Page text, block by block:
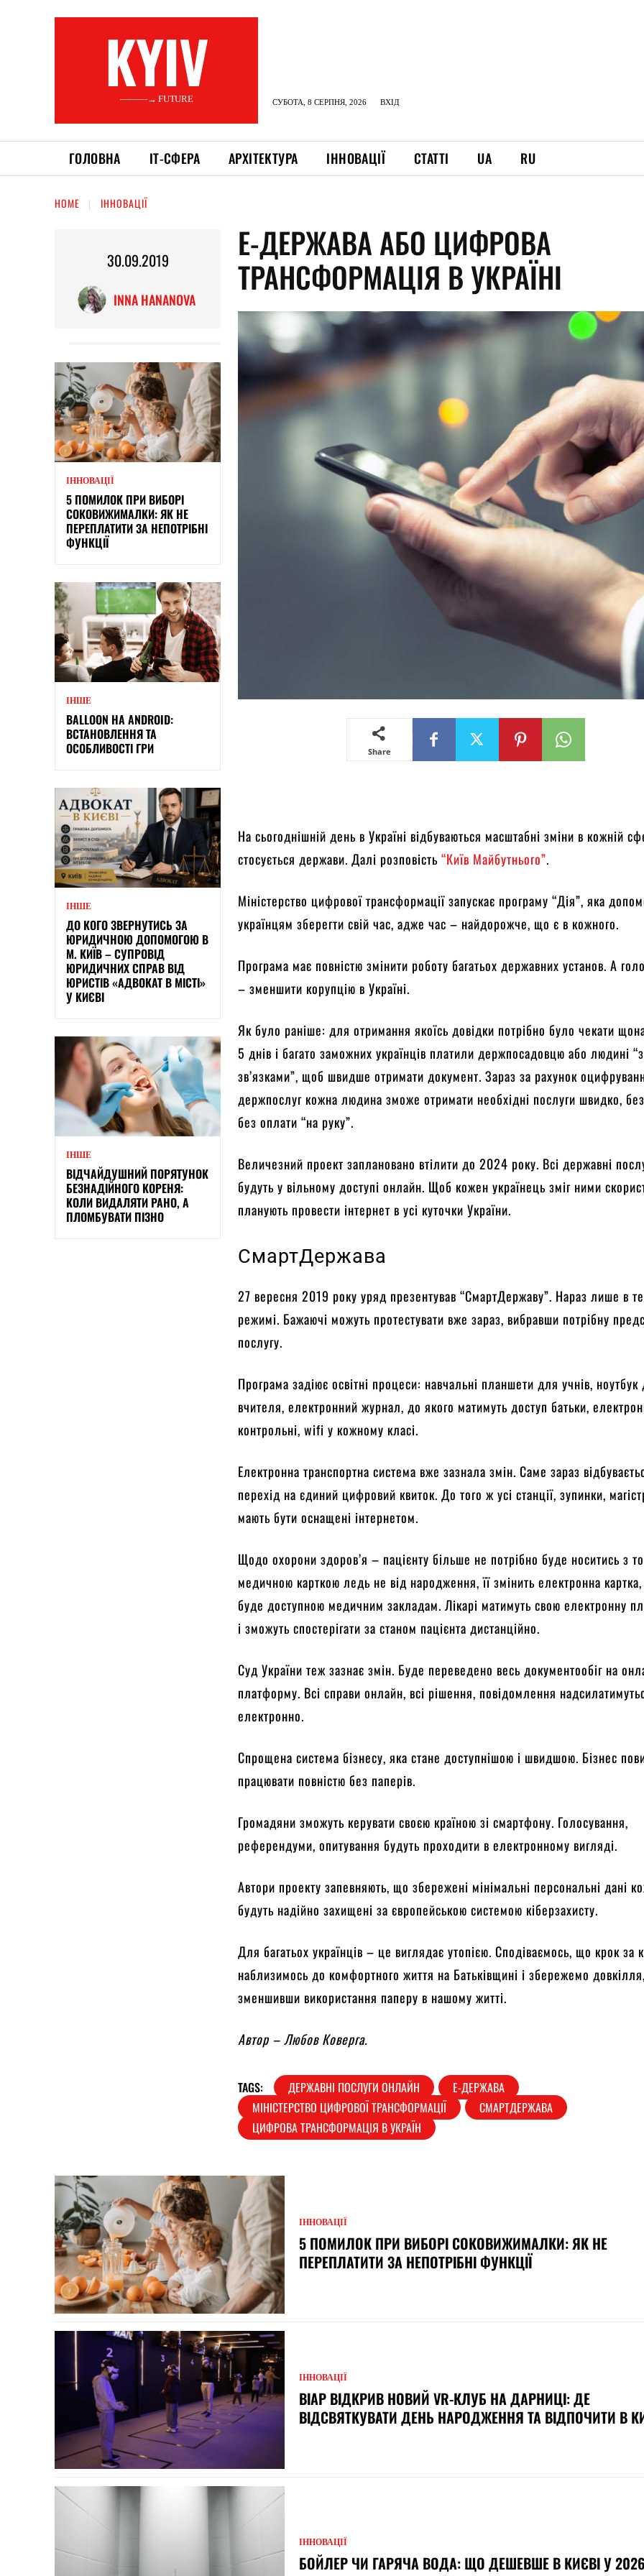
KYIV
———→ FUTURE СУБОТА, 8 СЕРПНЯ, 2026 ВХІД
ГОЛОВНА ІТ-СФЕРА АРХІТЕКТУРА ІННОВАЦІЇ СТАТТІ UA RU
HOME ІННОВАЦІЇ
30.09.2019
INNA HANANOVA
ІННОВАЦІЇ
5 ПОМИЛОК ПРИ ВИБОРІ
СОКОВИЖИМАЛКИ: ЯК НЕ
ПЕРЕПЛАТИТИ ЗА НЕПОТРІБНІ
ФУНКЦІЇ
ІНШЕ
BALLOON НА ANDROID:
ВСТАНОВЛЕННЯ ТА
ОСОБЛИВОСТІ ГРИ
ІНШЕ
ДО КОГО ЗВЕРНУТИСЬ ЗА
ЮРИДИЧНОЮ ДОПОМОГОЮ В
М. КИЇВ – СУПРОВІД
ЮРИДИЧНИХ СПРАВ ВІД
ЮРИСТІВ «АДВОКАТ В МІСТІ»
У КИЄВІ
ІНШЕ
ВІДЧАЙДУШНИЙ ПОРЯТУНОК
БЕЗНАДІЙНОГО КОРЕНЯ:
КОЛИ ВИДАЛЯТИ РАНО, А
ПЛОМБУВАТИ ПІЗНО
Е-ДЕРЖАВА АБО ЦИФРОВА
ТРАНСФОРМАЦІЯ В УКРАЇНІ
Share
На сьогоднішній день в Україні відбуваються масштабні зміни в кожній
стосується держави. Далі розповість“Київ Майбутнього”.
Міністерство цифрової трансформації запускає програму “Дія”, яка
українцям зберегти свій час, адже час – найдорожче, що є в кожного.
Програма має повністю змінити роботу багатьох державних установ. А
– зменшити корупцію в Україні.
Як було раніше: для отримання якоїсь довідки потрібно було чекати
5 днів і багато заможних українців платили держпосадовцю або людині
зв’язками”, щоб швидше отримати документ. Зараз за рахунок
держпослуг кожна людина зможе отримати необхідні послуги швидко, без
без оплати “на руку”.
Величезний проект заплановано втілити до 2024 року. Всі державні
будуть у вільному доступі онлайн. Щоб кожен українець зміг ними
планують провести інтернет в усі куточки України.
СмартДержава
27 вересня 2019 року уряд презентував “СмартДержаву”. Нараз лише в
режимі. Бажаючі можуть протестувати вже зараз, вибравши потрібну
послугу.
Програма задіює освітні процеси: навчальні планшети для учнів, ноутбук
вчителя, електронний журнал, до якого матимуть доступ батьки,
контрольні, wifi у кожному класі.
Електронна транспортна система вже зазнала змін. Саме зараз
перехід на єдиний цифровий квиток. До того ж усі станції, зупинки,
мають бути оснащені інтернетом.
Щодо охорони здоров’я – пацієнту більше не потрібно буде носитись з
медичною карткою ледь не від народження, її змінить електронна
буде доступною медичним закладам. Лікарі матимуть свою електронну
і зможуть спостерігати за станом пацієнта дистанційно.
Суд України теж зазнає змін. Буде переведено весь документообіг на
платформу. Всі справи онлайн, всі рішення, повідомлення
електронно.
Спрощена система бізнесу, яка стане доступнішою і швидшою. Бізнес
працювати повністю без паперів.
Громадяни зможуть керувати своєю країною зі смартфону. Голосування,
референдуми, опитування будуть проходити в електронному вигляді.
Автори проекту запевняють, що збережені мінімальні персональні дані
будуть надійно захищені за європейською системою кіберзахисту.
Для багатьох українців – це виглядає утопією. Сподіваємось, що крок за
наблизимось до комфортного життя на Батьківщині і збережемо довкілля,
зменшивши використання паперу в нашому житті.
Автор – Любов Коверга.
TAGS: ДЕРЖАВНІ ПОСЛУГИ ОНЛАЙН
Е-ДЕРЖАВА
МІНІСТЕРСТВО ЦИФРОВОЇ ТРАНСФОРМАЦІЇ
СМАРТДЕРЖАВА
ЦИФРОВА ТРАНСФОРМАЦІЯ В УКРАЇН
ІННОВАЦІЇ
5 ПОМИЛОК ПРИ ВИБОРІ СОКОВИЖИМАЛКИ: ЯК НЕ
ПЕРЕПЛАТИТИ ЗА НЕПОТРІБНІ ФУНКЦІЇ
ІННОВАЦІЇ
ВІАР ВІДКРИВ НОВИЙ VR-КЛУБ НА ДАРНИЦІ: ДЕ
ВІДСВЯТКУВАТИ ДЕНЬ НАРОДЖЕННЯ ТА ВІДПОЧИТИ В
ІННОВАЦІЇ
БОЙЛЕР ЧИ ГАРЯЧА ВОДА: ЩО ДЕШЕВШЕ В КИЄВІ У